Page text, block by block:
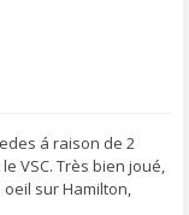
á raison de 2
VSC. Très bien joué,
sur Hamilton,